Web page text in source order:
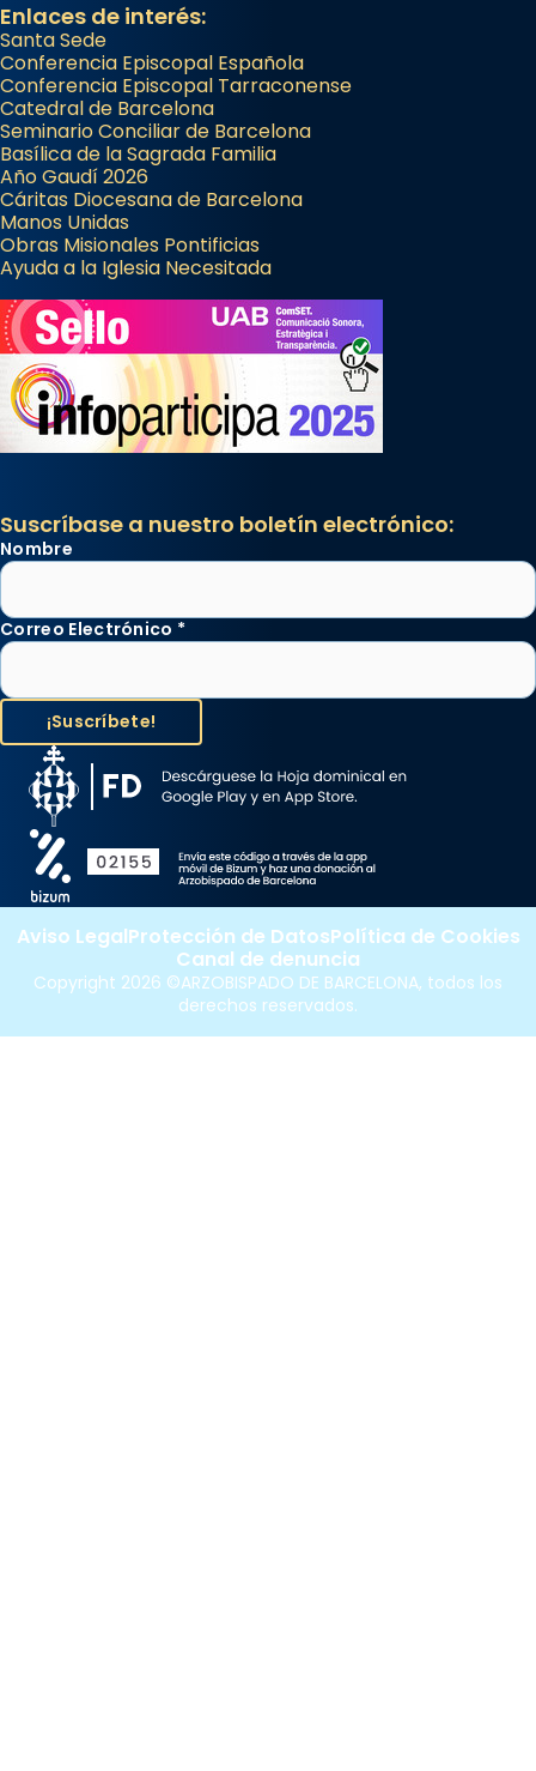
Enlaces de interés:
Santa Sede
Conferencia Episcopal Española
Conferencia Episcopal Tarraconense
Catedral de Barcelona
Seminario Conciliar de Barcelona
Basílica de la Sagrada Familia
Año Gaudí 2026
Cáritas Diocesana de Barcelona
Manos Unidas
Obras Misionales Pontificias
Ayuda a la Iglesia Necesitada
Suscríbase a nuestro boletín electrónico:
Nombre
Correo Electrónico *
Copyright 2026 ©ARZOBISPADO DE BARCELONA, todos los
derechos reservados.
Aviso LegalProtección de DatosPolítica de Cookies
Canal de denuncia